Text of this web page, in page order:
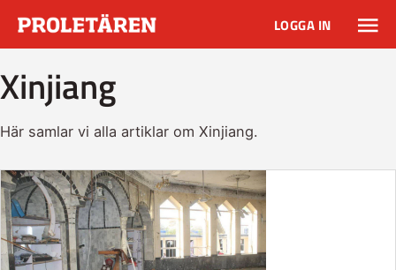
LOGGA IN
Xinjiang
Här samlar vi alla artiklar om Xinjiang.